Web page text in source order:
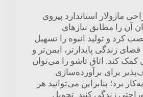
ماژولار استاندارد پیروی
آن را مطابق نیازهای
کرد و تولید انبوه را تسهیل
فضای زندگی پایدارتر، ایمن‌تر و
کمک کند. اتاق تاشو را می‌توان
برای برآورده‌سازی
برد؛ بنابراین می‌توانید هر
زندگی کنید. تحویل